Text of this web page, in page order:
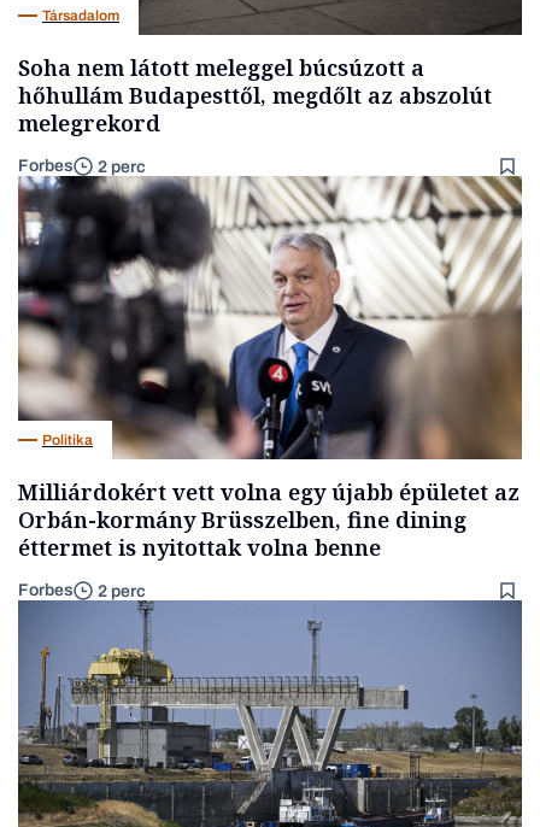
Társadalom
Soha nem látott meleggel búcsúzott a
hőhullám Budapesttől, megdőlt az abszolút
melegrekord
Forbes 2 perc
Politika
Milliárdokért vett volna egy újabb épületet az
Orbán-kormány Brüsszelben, fine dining
éttermet is nyitottak volna benne
Forbes 2 perc